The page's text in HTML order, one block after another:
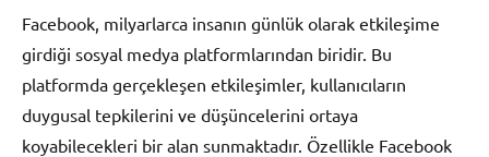
Facebook, milyarlarca insanın günlük olarak etkileşime
girdiği sosyal medya platformlarından biridir. Bu
platformda gerçekleşen etkileşimler, kullanıcıların
duygusal tepkilerini ve düşüncelerini ortaya
koyabilecekleri bir alan sunmaktadır. Özellikle Facebook